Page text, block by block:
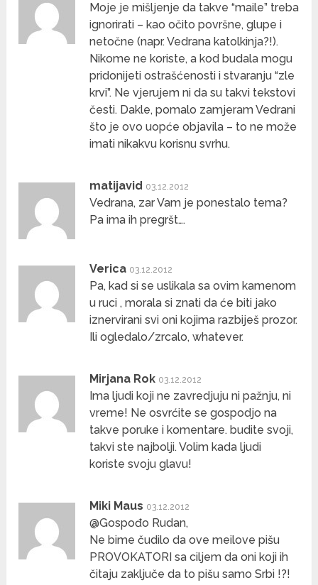
Moje je mišljenje da takve “maile” treba
ignorirati – kao očito površne, glupe i
netočne (napr. Vedrana katolkinja?!).
Nikome ne koriste, a kod budala mogu
pridonijeti ostrašćenosti i stvaranju “zle
krvi”. Ne vjerujem ni da su takvi tekstovi
česti. Dakle, pomalo zamjeram Vedrani
što je ovo uopće objavila – to ne može
imati nikakvu korisnu svrhu.
matijavid 03.12.2012
Vedrana, zar Vam je ponestalo tema?
Pa ima ih pregršt….
Verica 03.12.2012
Pa, kad si se uslikala sa ovim kamenom
u ruci , morala si znati da će biti jako
iznervirani svi oni kojima razbiješ prozor.
Ili ogledalo/zrcalo, whatever.
Mirjana Rok 03.12.2012
Ima ljudi koji ne zavredjuju ni pažnju, ni
vreme! Ne osvrćite se gospodjo na
takve poruke i komentare. budite svoji,
takvi ste najbolji. Volim kada ljudi
koriste svoju glavu!
Miki Maus 03.12.2012
@Gospođo Rudan,
Ne bime čudilo da ove meilove pišu
PROVOKATORI sa ciljem da oni koji ih
čitaju zaključe da to pišu samo Srbi !?!